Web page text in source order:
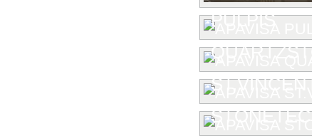
PULPIS
ST.VINCENT